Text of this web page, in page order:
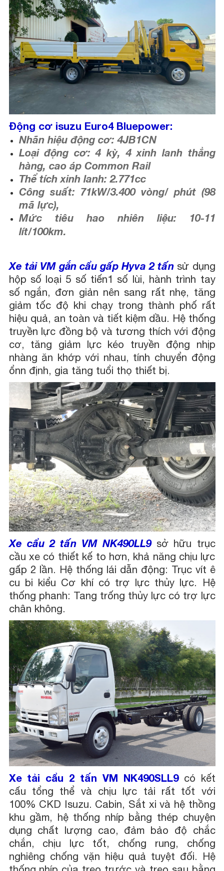
Động cơ isuzu Euro4 Bluepower:
Nhãn hiệu động cơ: 4JB1CN
Loại động cơ: 4 kỳ, 4 xinh lanh thẳng
hàng, cao áp Common Rail
Thể tích xinh lanh: 2.771cc
Công suất: 71kW/3.400 vòng/ phút (98
mã lực),
Mức tiêu hao nhiên liệu: 10-11
lít/100km.
Xe tải VM gắn cẩu gấp Hyva 2 tấn sử dụng
hộp số loại 5 số tiến1 số lùi, hành trình tay
số ngắn, đơn giản nên sang rất nhẹ, tăng
giảm tốc độ khi chạy trong thành phố rất
hiệu quả, an toàn và tiết kiệm dầu. Hệ thống
truyền lực đồng bộ và tương thích với động
cơ, tăng giảm lực kéo truyền động nhịp
nhàng ăn khớp với nhau, tính chuyển động
ổnn định, gia tăng tuổi thọ thiết bị.
Xe cẩu 2 tấn VM NK490LL9 sở hữu trục
cầu xe có thiết kế to hơn, khả năng chịu lực
gấp 2 lần. Hệ thống lái dẫn động: Trục vít ê
cu bi kiểu Cơ khí có trợ lực thủy lực. Hệ
thống phanh: Tang trống thủy lực có trợ lực
chân không.
Xe tải cẩu 2 tấn VM NK490SLL9 có kết
cấu tổng thể và chịu lực tải rất tốt với
100% CKD Isuzu. Cabin, Sắt xi và hệ thồng
khu gầm, hệ thống nhíp bằng thép chuyện
dụng chất lượng cao, đảm bảo độ chắc
chắn, chịu lực tốt, chống rung, chống
nghiêng chống vặn hiệu quả tuyệt đối. Hệ